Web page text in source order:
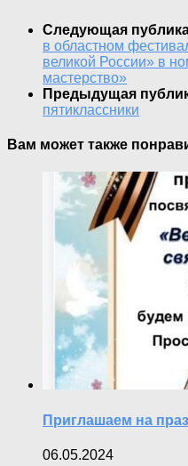
Следующая
в областном
великой России» в
мастерство»
Предыдущая
пятиклассники
Вам может также
Приглашаем на
06.05.2024